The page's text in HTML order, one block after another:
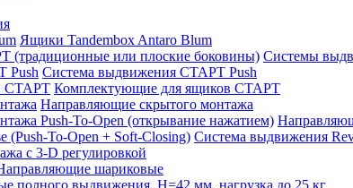
Ящики Tandembox Antaro Blum
Системы
Система выдвижения СТАРТ Push
Комплектующие для ящиков СТАРТ
Направляющие скрытого монтажа
Система выдвижения
с 3-D регулировкой
шариковые
полного выдвижения, H=42 мм, нагрузка до 25 кг